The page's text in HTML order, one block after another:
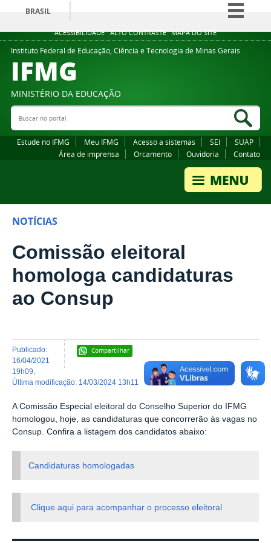
ACESSIBILIDADE ALTO CONTRASTE MAPA DO SITE
BRASIL
Simplifique!
Comunica BR
Legislação
Instituto Federal de Educação, Ciência e Tecnologia de Minas Gerais
IFMG
MINISTÉRIO DA EDUCAÇÃO
Buscar no portal
Estude no IFMG Meu IFMG Acesso a sistemas SEI
SUAP
Área de imprensa
Orcamento Ouvidoria Contato
NOTÍCIAS
Comissão eleitoral
homologa candidaturas
ao Consup
Compartilhar
publicado:
16/04/2021
19h09
última modificação: 14/03/2024 13h11
A Comissão Especial eleitoral do Conselho Superior do IFMG
homologou, hoje, as candidaturas que concorrerão às vagas no
Consup. Confira a listagem dos candidatos abaixo:
Candidaturas homologadas
Clique aqui para acompanhar o processo eleitoral